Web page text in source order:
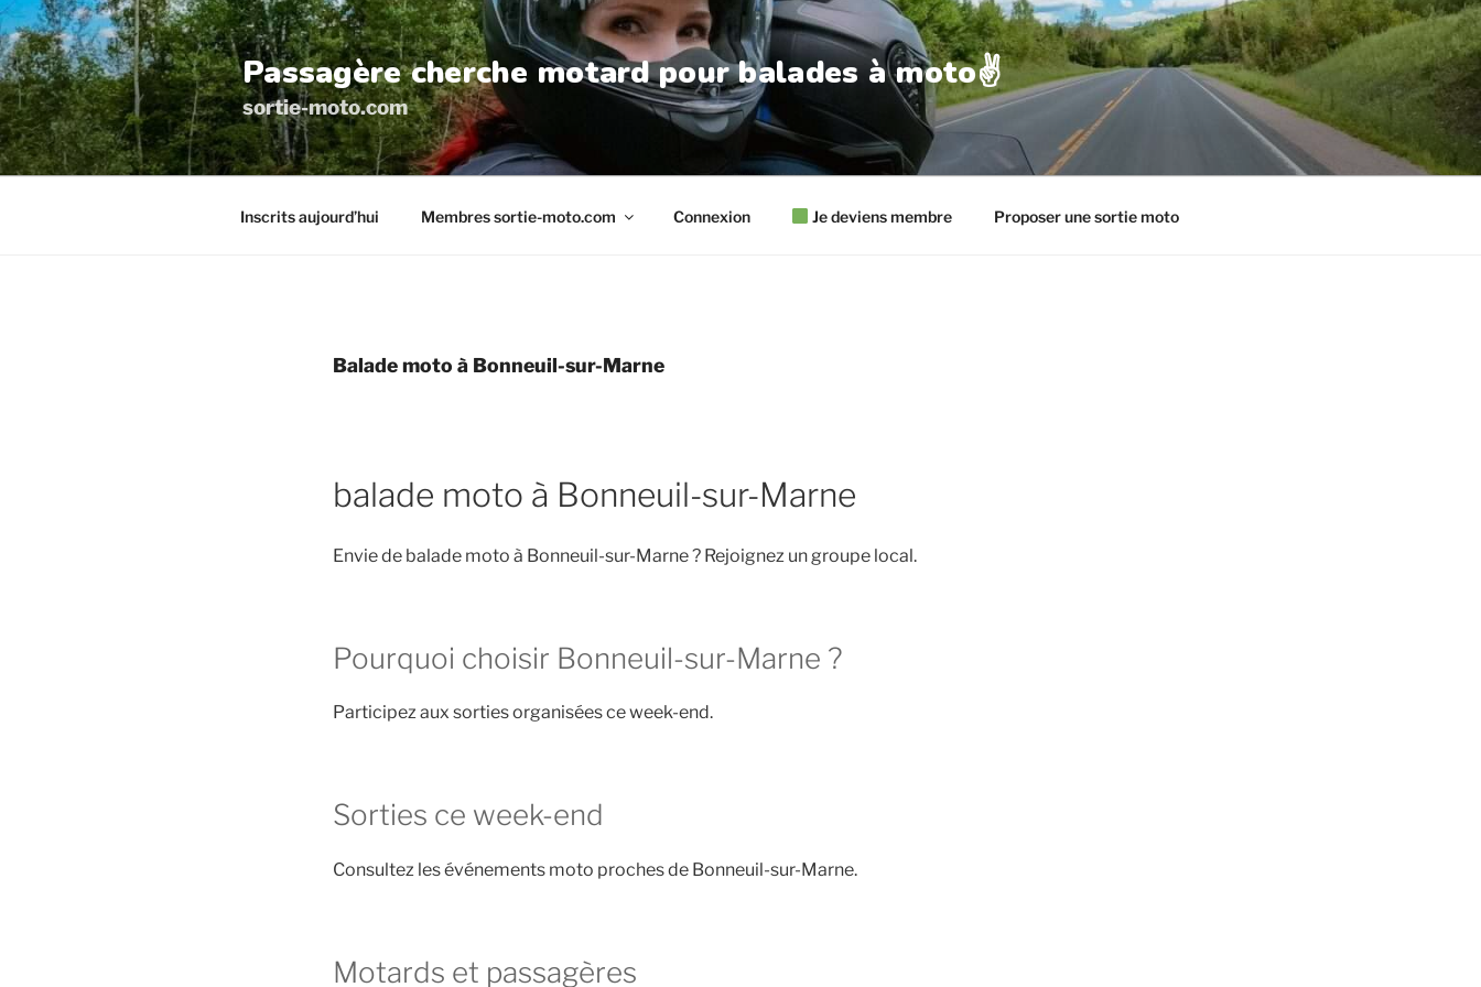
Aller
au
contenu
principal
Passagère cherche motard pour balades à moto✌️
sortie-moto.com
Inscrits aujourd’hui Membres sortie-moto.com Connexion Je deviens membre Proposer une sortie moto
Balade moto à Bonneuil-sur-Marne
balade moto à Bonneuil-sur-Marne
Envie de balade moto à Bonneuil-sur-Marne ? Rejoignez un groupe local.
Pourquoi choisir Bonneuil-sur-Marne ?
Participez aux sorties organisées ce week-end.
Sorties ce week-end
Consultez les événements moto proches de Bonneuil-sur-Marne.
Motards et passagères